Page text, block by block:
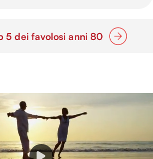
5 dei favolosi anni 80